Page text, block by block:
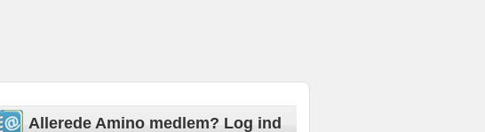
Allerede Amino medlem? Log ind